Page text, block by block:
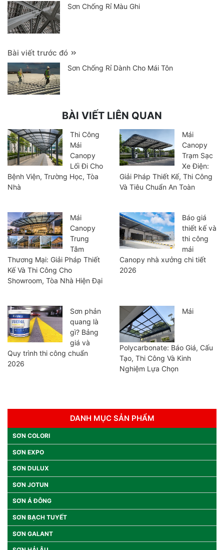
Sơn Chống Rỉ Màu Ghi
Bài viết trước đó
Sơn Chống Rỉ Dành Cho Mái Tôn
BÀI VIẾT LIÊN QUAN
Thi Công
Mái
Canopy
Lối Đi Cho
Bệnh Viện, Trường Học, Tòa
Nhà
Mái
Canopy
Trạm Sạc
Xe Điện:
Giải Pháp Thiết Kế, Thi Công
Và Tiêu Chuẩn An Toàn
Mái
Canopy
Trung
Tâm
Thương Mại: Giải Pháp Thiết
Kế Và Thi Công Cho
Showroom, Tòa Nhà Hiện Đại
Báo giá
thiết kế và
thi công
mái
Canopy nhà xưởng chi tiết
2026
Sơn phản
quang là
gì? Bảng
giá và
Quy trình thi công chuẩn
2026
Mái
Polycarbonate: Báo Giá, Cấu
Tạo, Thi Công Và Kinh
Nghiệm Lựa Chọn
DANH MỤC SẢN PHẨM
SƠN COLORI
SƠN EXPO
SƠN DULUX
SƠN JOTUN
SƠN Á ĐÔNG
SƠN BẠCH TUYẾT
SƠN GALANT